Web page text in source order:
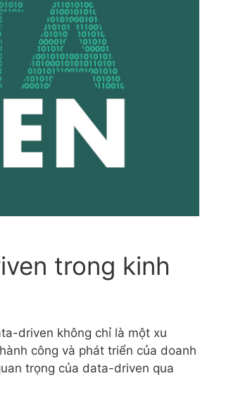
trong kinh
driven không chỉ là một xu
công và phát triển của doanh
trọng của data-driven qua